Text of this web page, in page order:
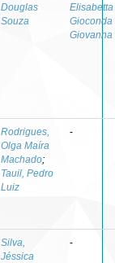
Douglas
Souza
Elisabetta
Gioconda
Giovanna
Rodrigues,
Olga Maíra
Machado;
Tauil, Pedro
Luiz
-
Silva,
Jéssica
-